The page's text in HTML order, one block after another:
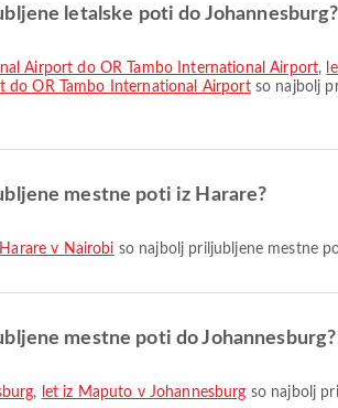
letalske poti do Johannesburg?
Airport do OR Tambo International Airport,
do OR Tambo International Airportso najbolj
mestne poti iz Harare?
v Nairobi so najbolj priljubljene mestne
mestne poti do Johannesburg?
, let iz Maputo v Johannesburg so najbolj